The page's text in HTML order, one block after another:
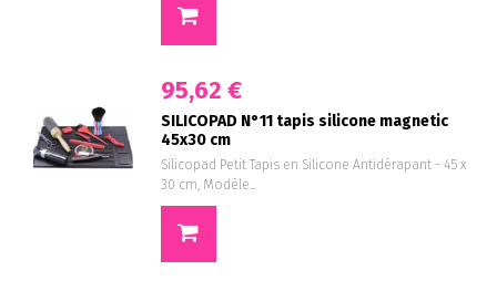
95,62 €
SILICOPAD N°11 tapis silicone magnetic
45x30 cm
Silicopad Petit Tapis en Silicone Antidérapant - 45 x
30 cm, Modèle...